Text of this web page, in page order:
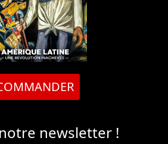
newsletter !